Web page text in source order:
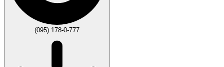
(095) 178-0-777